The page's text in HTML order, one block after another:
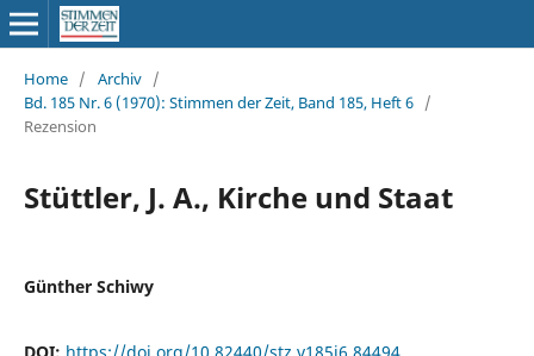
Home / Archiv /
Bd. 185 Nr. 6 (1970): Stimmen der Zeit, Band 185, Heft 6 /
Rezension
Stüttler, J. A., Kirche und Staat
Günther Schiwy